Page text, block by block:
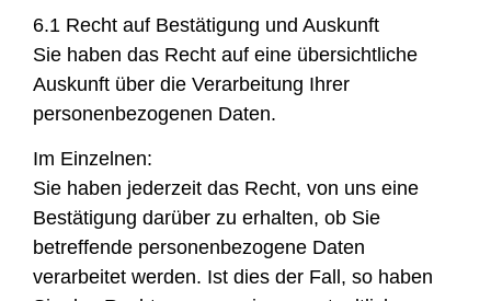
6.1 Recht auf Bestätigung und Auskunft
Sie haben das Recht auf eine übersichtliche
Auskunft über die Verarbeitung Ihrer
personenbezogenen Daten.
Im Einzelnen:
Sie haben jederzeit das Recht, von uns eine
Bestätigung darüber zu erhalten, ob Sie
betreffende personenbezogene Daten
verarbeitet werden. Ist dies der Fall, so haben